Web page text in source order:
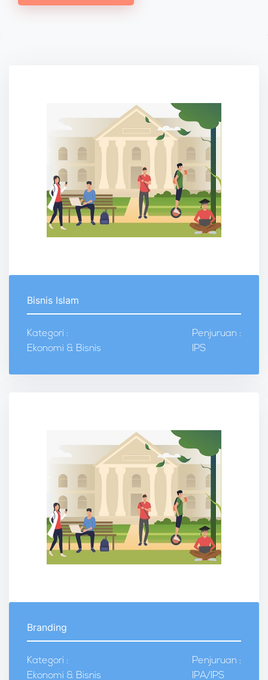
Bisnis Islam
Kategori :
Ekonomi & Bisnis
Penjuruan :
IPS
Branding
Kategori :
Ekonomi & Bisnis
Penjuruan :
IPA/IPS